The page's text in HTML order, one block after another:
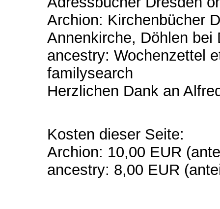
Archion: Kirchenbücher
Annenkirche, Döhlen bei
ancestry: Wochenzettel
familysearch
Herzlichen Dank an
Kosten dieser Seite:
Archion: 10,00 EUR
ancestry: 8,00 EUR